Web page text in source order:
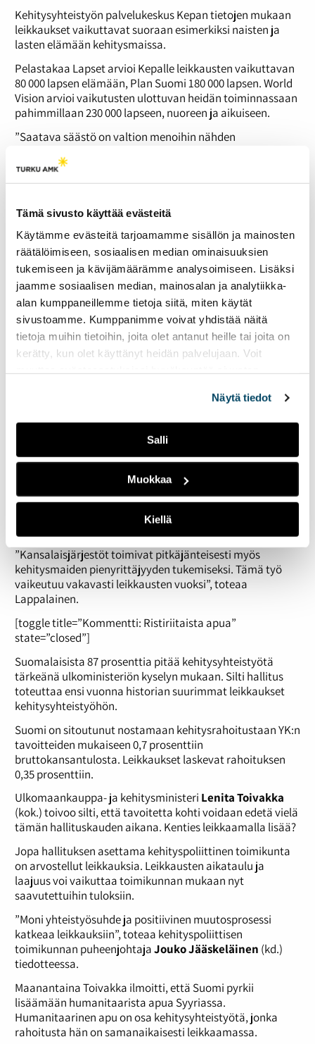
Tämä sivusto käyttää evästeitä
Käytämme evästeitä tarjoamamme sisällön ja mainosten
räätälöimiseen, sosiaalisen median ominaisuuksien
tukemiseen ja kävijämäärämme analysoimiseen. Lisäksi
jaamme sosiaalisen median, mainosalan ja analytiikka-
alan kumppaneillemme tietoja siitä, miten käytät
sivustoamme. Kumppanimme voivat yhdistää näitä
tietoja muihin tietoihin, joita olet antanut heille tai joita on
kerätty, kun olet käyttänyt heidän palvelujaan. Voit
Näytä tiedot
Salli
Muokkaa
Kiellä
Kehitysyhteistyön palvelukeskus Kepan tietojen mukaan
leikkaukset vaikuttavat suoraan esimerkiksi naisten ja
lasten elämään kehitysmaissa.
Pelastakaa Lapset arvioi Kepalle leikkausten vaikuttavan
80 000 lapsen elämään, Plan Suomi 180 000 lapsen. World
Vision arvioi vaikutusten ulottuvan heidän toiminnassaan
pahimmillaan 230 000 lapseen, nuoreen ja aikuiseen.
”Saatava säästö on valtion menoihin nähden
maailman kaikkein köyhimpien ihmisten elämään”, sanoo
Kepan toiminnanjohtajaTimo Lappalainen
Yritystoimintaa kehitysavun sijaan
Leikkauksien yhteydessä varoja lisätään yksityisen
sektorin tukemiseen kehitysmaissa. Kehitysavusta
siirretään 130 miljoonaa euroa laina- ja
pääomasijoitusmuotoiseen yritystoimintaan.
Ulkoministeriön mukaan näin raha siirtyy vastuullisten
yritysten kautta kehittyviin maihin.
”Yksityisen sektorin vahvistaminen on myös
kehitysyhteistyötä. Se on kansainvälisesti
kehitysrahakelpoista apua”, kertoo Toivakka.
Toivakan mukaan kehitysmaissa toivotaan ennen kaikkea
”Suomi haluaa olla mukana vastaamassa
kumppanimaiden pyyntöihin, ja me olemme luomassa
näitä työpaikkoja. Unohtamatta, että tätä perinteistä
kehitysapua tehdään jatkossa edelleen.”
Kepan mukaan rahojen siirtäminen kehitysavusta
yritysten tukemiseen kyseenalaistaa laadukkaan
”Kansalaisjärjestöt toimivat pitkäjänteisesti myös
kehitysmaiden pienyrittäjyyden tukemiseksi. Tämä työ
vaikeutuu vakavasti leikkausten vuoksi”, toteaa
Lappalainen.
[toggle title=”Kommentti: Ristiriitaista apua”
state=”closed”]
Suomalaisista 87 prosenttia pitää kehitysyhteistyötä
tärkeänä ulkoministeriön kyselyn mukaan. Silti hallitus
toteuttaa ensi vuonna historian suurimmat leikkaukset
kehitysyhteistyöhön.
Suomi on sitoutunut nostamaan kehitysrahoitustaan YK:n
tavoitteiden mukaiseen 0,7 prosenttiin
bruttokansantulosta. Leikkaukset laskevat rahoituksen
0,35 prosenttiin.
Ulkomaankauppa- ja kehitysministeri Lenita Toivakka
(kok.) toivoo silti, että tavoitetta kohti voidaan edetä vielä
tämän hallituskauden aikana. Kenties leikkaamalla lisää?
Jopa hallituksen asettama kehityspoliittinen toimikunta
on arvostellut leikkauksia. Leikkausten aikataulu ja
laajuus voi vaikuttaa toimikunnan mukaan nyt
saavutettuihin tuloksiin.
”Moni yhteistyösuhde ja positiivinen muutosprosessi
katkeaa leikkauksiin”, toteaa kehityspoliittisen
toimikunnan puheenjohtajaJouko Jääskeläinen (kd.)
tiedotteessa.
Maanantaina Toivakka ilmoitti, että Suomi pyrkii
lisäämään humanitaarista apua Syyriassa.
Humanitaarinen apu on osa kehitysyhteistyötä, jonka
rahoitusta hän on samanaikaisesti leikkaamassa.